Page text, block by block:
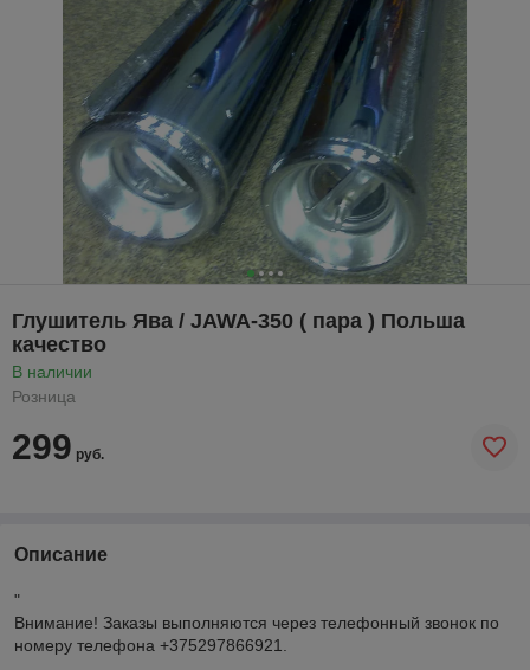
Глушитель Ява / JAWA-350 ( пара ) Польша
качество
В наличии
Розница
299 руб.
Описание
"
Внимание! Заказы выполняются через телефонный звонок по
номеру телефона +375297866921.